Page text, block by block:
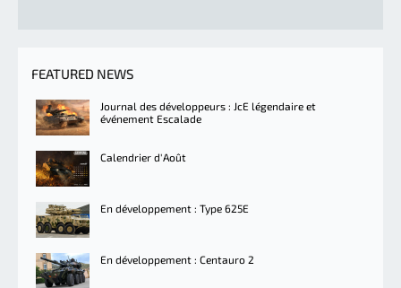
FEATURED NEWS
Journal des développeurs : JcE légendaire et
événement Escalade
Calendrier d'Août
En développement : Type 625E
En développement : Centauro 2